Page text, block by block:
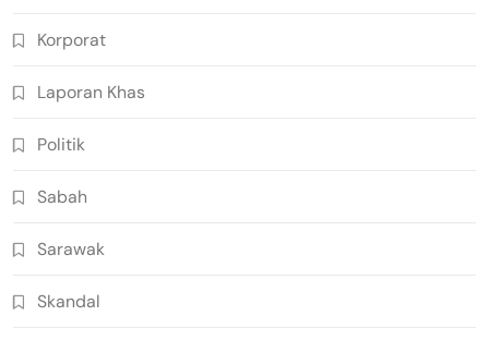
Korporat
Laporan Khas
Politik
Sabah
Sarawak
Skandal